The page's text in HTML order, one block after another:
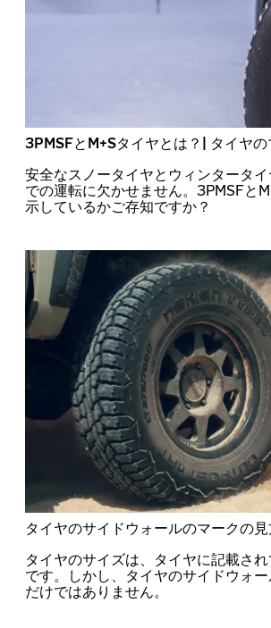
3PMSFとM+Sタイヤとは？| タイヤ
安全なスノータイヤとウィンタータ
での運転に欠かせません。3PMSFと
示しているかご存知ですか？
タイヤのサイドウォールのマークの
タイヤのサイズは、タイヤに記載さ
です。しかし、タイヤのサイドウォ
だけではありません。